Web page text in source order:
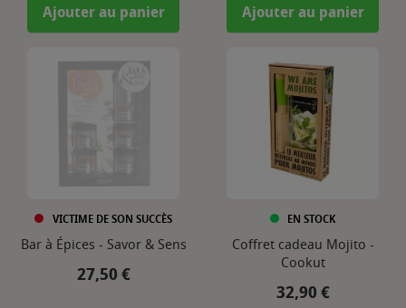
Ajouter au panier Ajouter au panier
VICTIME DE SON SUCCÈS
Bar à Épices - Savor & Sens
Prix
27,50 €
EN STOCK
Coffret cadeau Mojito -
Cookut
Prix
32,90 €